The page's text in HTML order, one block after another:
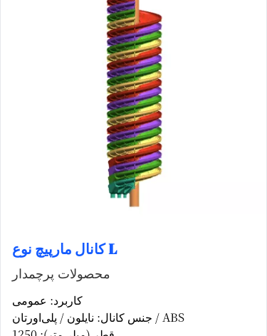
کانال مارپیچ نوع L
محصولات پرچمدار
کاربرد: عمومی
جنس کانال: نایلون / پلی‌اورتان / ABS